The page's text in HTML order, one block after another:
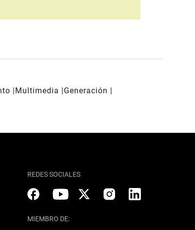
Multimedia
Generación
REDES SOCIALES
MIEMBRO DE: